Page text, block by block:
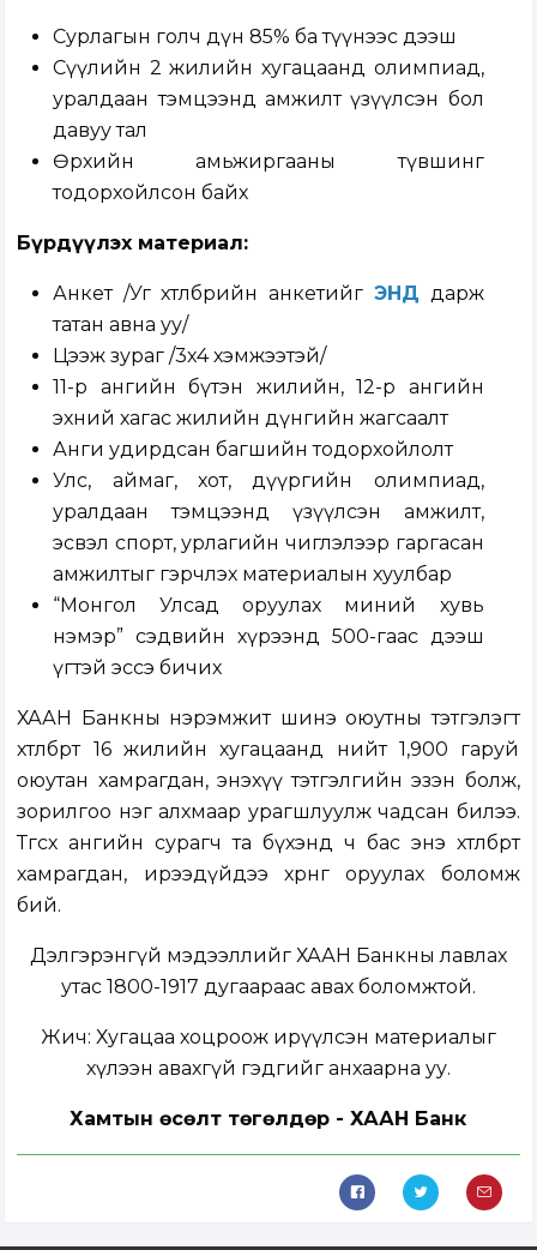
Сурлагын голч дүн 85% ба түүнээс дээш
Сүүлийн 2 жилийн хугацаанд олимпиад,
уралдаан тэмцээнд амжилт үзүүлсэн бол
давуу тал
Өрхийн амьжиргааны түвшинг
тодорхойлсон байх
Бүрдүүлэх материал:
Анкет /Уг хөтөлбөрийн анкетийг ЭНД дарж
татан авна уу/
Цээж зураг /3x4 хэмжээтэй/
11-р ангийн бүтэн жилийн, 12-р ангийн
эхний хагас жилийн дүнгийн жагсаалт
Анги удирдсан багшийн тодорхойлолт
Улс, аймаг, хот, дүүргийн олимпиад,
уралдаан тэмцээнд үзүүлсэн амжилт,
эсвэл спорт, урлагийн чиглэлээр гаргасан
амжилтыг гэрчлэх материалын хуулбар
“Монгол Улсад оруулах миний хувь
нэмэр” сэдвийн хүрээнд 500-гаас дээш
үгтэй эссэ бичих
ХААН Банкны нэрэмжит шинэ оюутны тэтгэлэгт
хөтөлбөрт 16 жилийн хугацаанд нийт 1,900 гаруй
оюутан хамрагдан, энэхүү тэтгэлгийн эзэн болж,
зорилгоо нэг алхмаар урагшлуулж чадсан билээ.
Төгсөх ангийн сурагч та бүхэнд ч бас энэ хөтөлбөрт
хамрагдан, ирээдүйдээ хөрөнгө оруулах боломж
бий.
Дэлгэрэнгүй мэдээллийг ХААН Банкны лавлах
утас 1800-1917 дугаараас авах боломжтой.
Жич: Хугацаа хоцроож ирүүлсэн материалыг
хүлээн авахгүй гэдгийг анхаарна уу.
Хамтын өсөлт төгөлдөр - ХААН Банк